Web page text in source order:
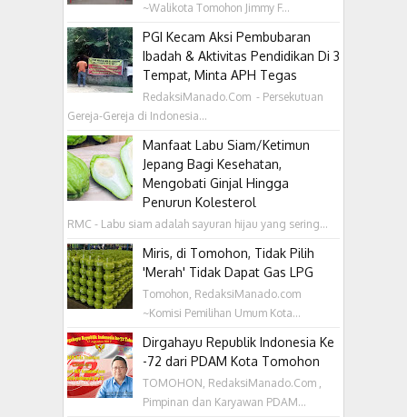
~Walikota Tomohon Jimmy F...
PGI Kecam Aksi Pembubaran
Ibadah & Aktivitas Pendidikan Di 3
Tempat, Minta APH Tegas
RedaksiManado.Com - Persekutuan
Gereja-Gereja di Indonesia...
Manfaat Labu Siam/Ketimun
Jepang Bagi Kesehatan,
Mengobati Ginjal Hingga
Penurun Kolesterol
RMC - Labu siam adalah sayuran hijau yang sering...
Miris, di Tomohon, Tidak Pilih
'Merah' Tidak Dapat Gas LPG
Tomohon, RedaksiManado.com
~Komisi Pemilihan Umum Kota...
Dirgahayu Republik Indonesia Ke
-72 dari PDAM Kota Tomohon
TOMOHON, RedaksiManado.Com ,
Pimpinan dan Karyawan PDAM...